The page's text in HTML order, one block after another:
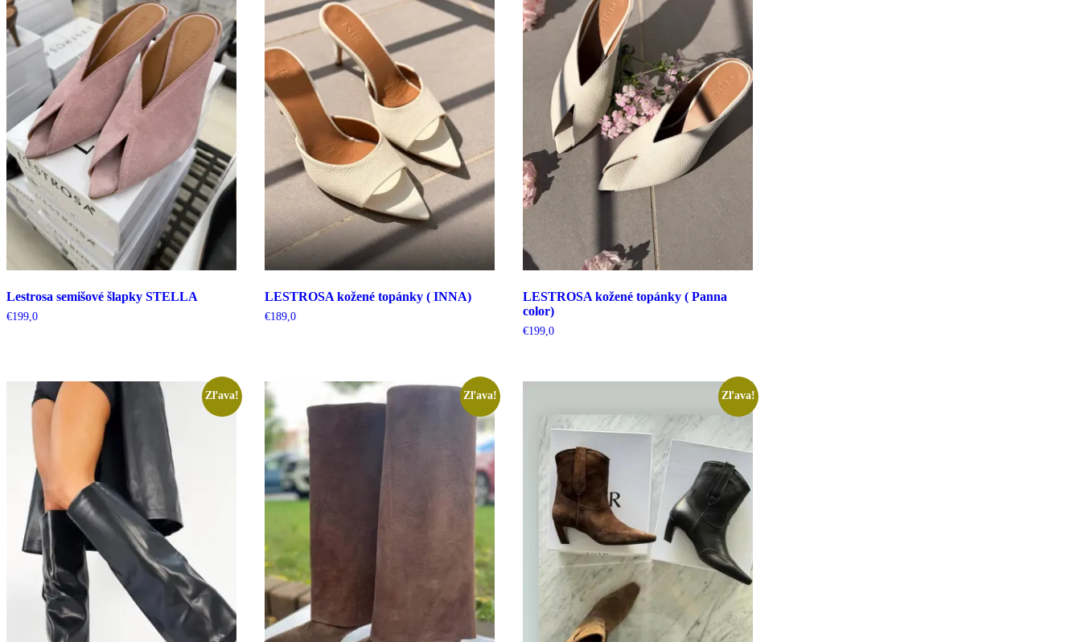
Lestrosa semišové šlapky STELLA
€199,0
LESTROSA kožené topánky ( INNA)
€189,0
LESTROSA kožené topánky ( Panna
color)
€199,0
Zľava! Zľava! Zľava!